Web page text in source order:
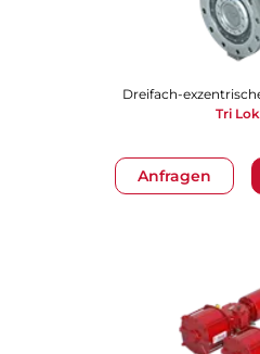
Anfragen
Dreifach-
Tri